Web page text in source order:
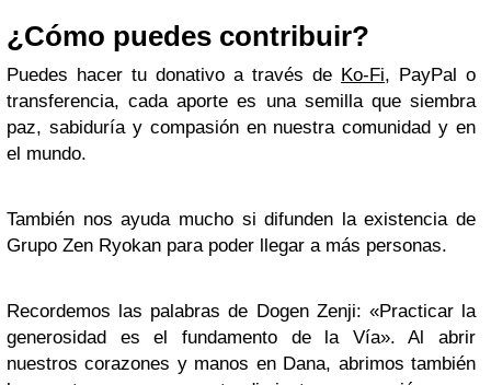
¿Cómo puedes contribuir?
Puedes hacer tu donativo a través de Ko-Fi, PayPal o
transferencia, cada aporte es una semilla que siembra
paz, sabiduría y compasión en nuestra comunidad y en
el mundo.
También nos ayuda mucho si difunden la existencia de
Grupo Zen Ryokan para poder llegar a más personas.
Recordemos las palabras de Dogen Zenji: «Practicar la
generosidad es el fundamento de la Vía». Al abrir
nuestros corazones y manos en Dana, abrimos también